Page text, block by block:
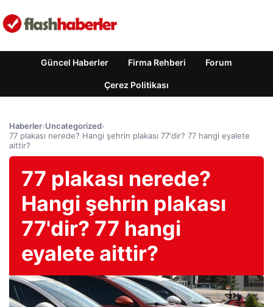
Güncel Haberler Firma Rehberi Forum
Çerez Politikası
Haberler›Uncategorized›
77 plakası nerede? Hangi şehrin plakası 77'dir? 77 hangi eyalete
aittir?
77 plakası nerede?
Hangi şehrin plakası
77'dir? 77 hangi
eyalete aittir?